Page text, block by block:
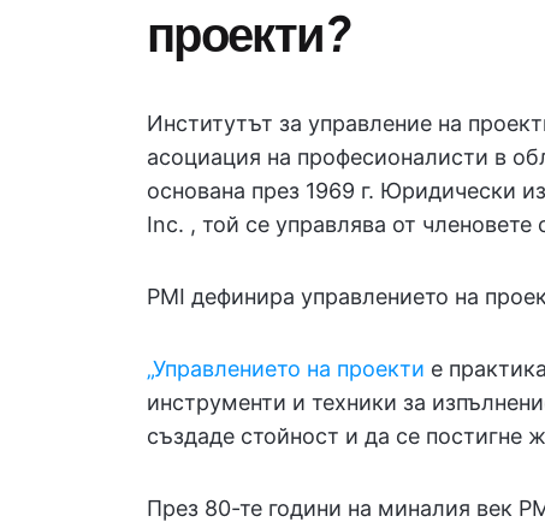
проекти?
Институтът за управление на
асоциация на професионалисти в
основана през 1969 г. Юридически
Inc. , той се управлява от
PMI дефинира управлението на
„Управлението на проекти е
инструменти и техники за
създаде стойност и да се постигне
През 80-те години на миналия век